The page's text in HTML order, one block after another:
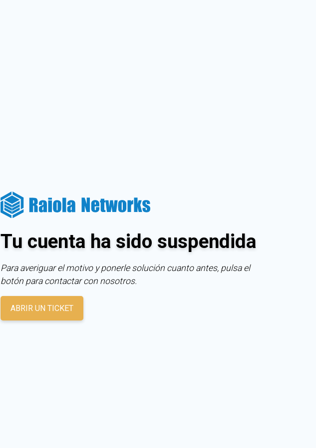
Tu cuenta ha sido suspendida
Para averiguar el motivo y ponerle solución cuanto antes, pulsa el
botón para contactar con nosotros.
ABRIR UN TICKET